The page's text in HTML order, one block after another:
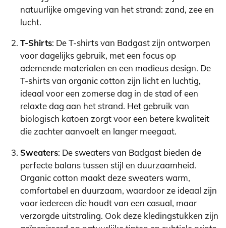
natuurlijke omgeving van het strand: zand, zee en
lucht.
T-Shirts: De T-shirts van Badgast zijn ontworpen
voor dagelijks gebruik, met een focus op
ademende materialen en een modieus design. De
T-shirts van organic cotton zijn licht en luchtig,
ideaal voor een zomerse dag in de stad of een
relaxte dag aan het strand. Het gebruik van
biologisch katoen zorgt voor een betere kwaliteit
die zachter aanvoelt en langer meegaat.
Sweaters: De sweaters van Badgast bieden de
perfecte balans tussen stijl en duurzaamheid.
Organic cotton maakt deze sweaters warm,
comfortabel en duurzaam, waardoor ze ideaal zijn
voor iedereen die houdt van een casual, maar
verzorgde uitstraling. Ook deze kledingstukken zijn